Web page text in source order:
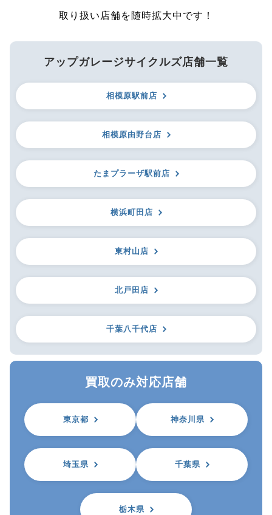
取り扱い店舗を随時拡大中です！
アップガレージサイクルズ店舗一覧
相模原駅前店
相模原由野台店
たまプラーザ駅前店
横浜町田店
東村山店
北戸田店
千葉八千代店
買取のみ対応店舗
東京都 神奈川県
埼玉県 千葉県
栃木県